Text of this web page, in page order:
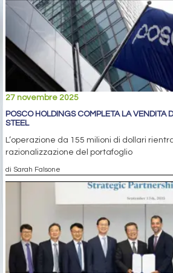
27 novembre 2025
POSCO HOLDINGS COMPLETA LA VENDITA
STEEL
L’operazione da 155 milioni di dollari
razionalizzazione del portafoglio
di Sarah Falsone